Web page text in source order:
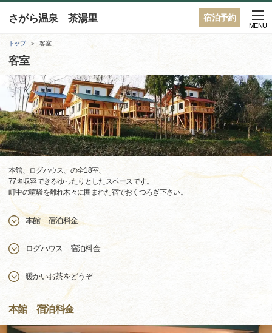
宿泊予約
さがら温泉 茶湯里
MENU
トップ 客室
客室
本館、ログハウス、の全18室、
77名収容できるゆったりとしたスペースです。
町中の喧騒を離れ木々に囲まれた宿でおくつろぎ下さい。
本館 宿泊料金
ログハウス 宿泊料金
暖かいお茶をどうぞ
本館 宿泊料金